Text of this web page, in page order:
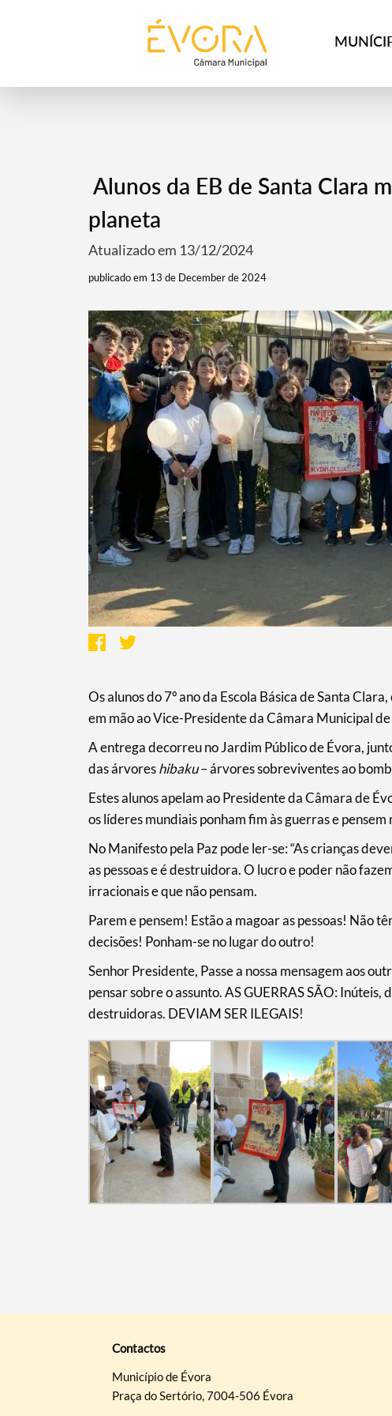
Termo de Pesquisa
Categorias gerais
Filtros
Alunos da EB de Santa Clara
planeta
Atualizado em 13/12/2024
publicado em 13 de December de 2024
Os alunos do 7º ano da Escola Básica de Santa
em mão ao Vice-Presidente da Câmara Municipal
A entrega decorreu no Jardim Público de Évora,
das árvoreshibaku– árvores sobreviventes ao
Estes alunos apelam ao Presidente da Câmara de
os líderes mundiais ponham fim às guerras e
No Manifesto pela Paz pode ler-se: “As crianças
as pessoas e é destruidora. O lucro e poder não
irracionais e que não pensam.
Parem e pensem! Estão a magoar as pessoas! Não
decisões! Ponham-se no lugar do outro!
Senhor Presidente, Passe a nossa mensagem aos
pensar sobre o assunto. AS GUERRAS SÃO:
destruidoras. DEVIAM SER ILEGAIS!
Contactos
Município de Évora
Praça do Sertório, 7004-506 Évora